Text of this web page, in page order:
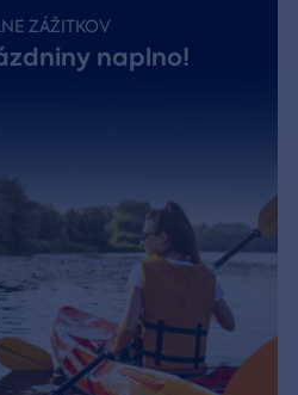
ZÁŽITKOV
naplno!